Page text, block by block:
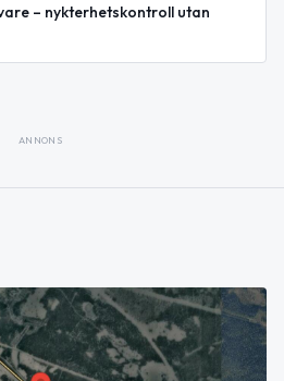
– nykterhetskontroll utan
ANNONS